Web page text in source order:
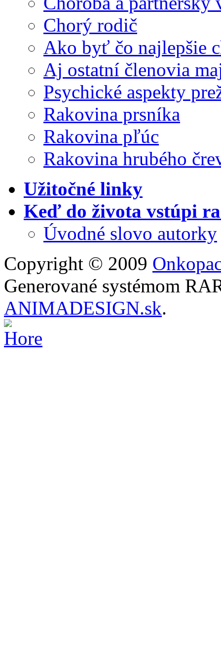
Chorý rodič
Ako byť čo najlepšie
Aj ostatní členovia
Psychické aspekty
Rakovina prsníka
Rakovina pľúc
Rakovina hrubého
Užitočné linky
Keď do života vstúpi
Úvodné slovo autorky
Copyright © 2009
Generované systémom
ANIMADESIGN.sk.